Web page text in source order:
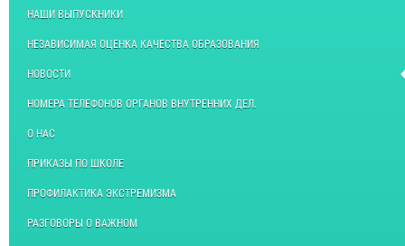
НАШИ ВЫПУСКНИКИ
НЕЗАВИСИМАЯ ОЦЕНКА КАЧЕСТВА ОБРАЗОВАНИЯ
НОВОСТИ
НОМЕРА ТЕЛЕФОНОВ ОРГАНОВ ВНУТРЕННИХ ДЕЛ.
О НАС
ПРИКАЗЫ ПО ШКОЛЕ
ПРОФИЛАКТИКА ЭКСТРЕМИЗМА
РАЗГОВОРЫ О ВАЖНОМ